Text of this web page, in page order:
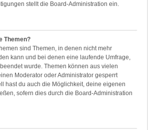
stellt die Board-Administration ein.
Themen?
sind Themen, in denen nicht mehr
kann und bei denen eine laufende Umfrage,
wurde. Themen können aus vielen
Moderator oder Administrator gesperrt
hast du auch die Möglichkeit, deine eigenen
sofern dies durch die Board-Administration